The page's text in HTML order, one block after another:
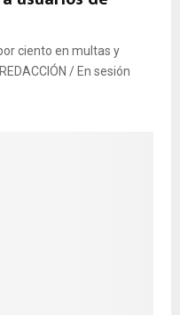
ciento en multas y
/ En sesión